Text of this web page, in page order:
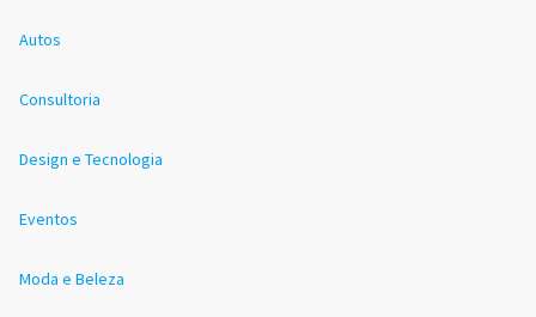
Autos
Consultoria
Design e Tecnologia
Eventos
Moda e Beleza